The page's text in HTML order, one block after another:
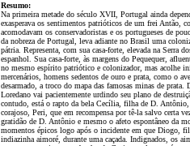
Resumo:
Na primeira metade do século XVII, Portugal ainda
exasperava os sentimentos patrióticos de um frei Antão,
acomodavam os conservadoristas e os portugueses de
da nobreza de Portugal, leva adiante no Brasil uma
pátria. Representa, com sua casa-forte, elevada na Serra
espanhol. Sua casa-forte, às margens do Pequequer,
no mesmo espírito patriótico e colonizador, mas acolhe
mercenários, homens sedentos de ouro e prata, como o
desarmado, a troco do mapa das famosas minas de
Loredano vai pacientemente urdindo seu plano de
contudo, está o rapto da bela Cecília, filha de D.
corajoso, Peri, que em recompensa por tê-la salvo certa
gratidão de D. Antônio e mesmo o afeto espontâneo da
momentos épicos logo após o incidente em que Diogo,
indiazinha aimoré, durante uma caçada. Indignados, os